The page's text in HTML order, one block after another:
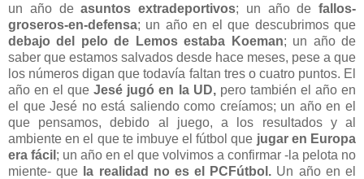
un año deasuntos extradeportivos; un año de fallos-
groseros-en-defensa; un año en el que descubrimos que
debajo del pelo de Lemos estaba Koeman; un año de
saber que estamos salvados desde hace meses, pese a que
los números digan que todavía faltan tres o cuatro puntos. El
año en el queJesé jugó en la UD,pero también el año en
el que Jesé no está saliendo como creíamos; un año en el
que pensamos, debido al juego, a los resultados y al
ambiente en el que te imbuye el fútbol que jugar en Europa
era fácil ; un año en el que volvimos a confirmar -la pelota no
miente- que la realidad no es el PCFútbol. Un año en el